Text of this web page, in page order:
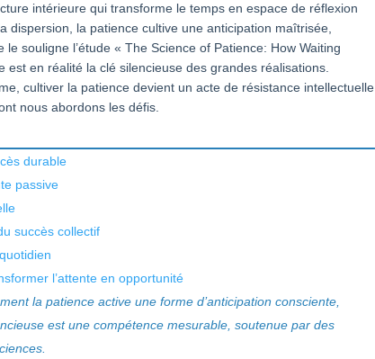
intérieure qui transforme le temps en espace de réflexion
dispersion, la patience cultive une anticipation maîtrisée,
souligne l’étude « The Science of Patience: How Waiting
en réalité la clé silencieuse des grandes réalisations.
cultiver la patience devient un acte de résistance intellectuelle
nous abordons les défis.
durable
passive
succès collectif
l’attente en opportunité
la patience active une forme d’anticipation consciente,
est une compétence mesurable, soutenue par des